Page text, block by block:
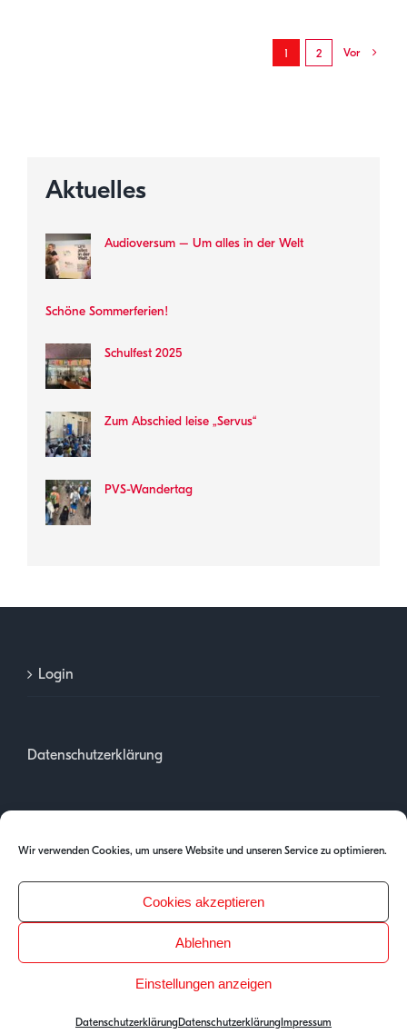
Wir verwenden Cookies, um unsere Website und unseren Service zu optimieren.
Cookies akzeptieren
Ablehnen
Einstellungen anzeigen
DatenschutzerklärungDatenschutzerklärungImpressum
1 2 Vor
Aktuelles
Audioversum – Um alles in der Welt
Schöne Sommerferien!
Schulfest 2025
Zum Abschied leise „Servus“
PVS-Wandertag
Login
Datenschutzerklärung
Copyright 2025 | PH Tirol